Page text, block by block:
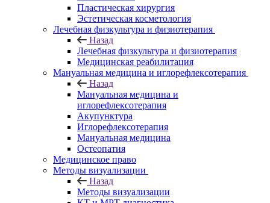
Пластическая хирургия
Эстетическая косметология
Лечебная физкультура и физиотерапия
Назад
Лечебная физкультура и физиотерапия
Медицинская реабилитация
Мануальная медицина и иглорефлексотерапия
Назад
Мануальная медицина и
иглорефлексотерапия
Акупунктура
Иглорефлексотерапия
Мануальная медицина
Остеопатия
Медицинское право
Методы визуализации
Назад
Методы визуализации